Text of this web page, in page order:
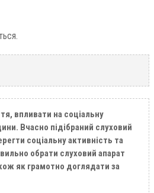
впливати на соціальну
Вчасно підібраний слуховий
соціальну активність та
обрати слуховий апарат
як грамотно доглядати за